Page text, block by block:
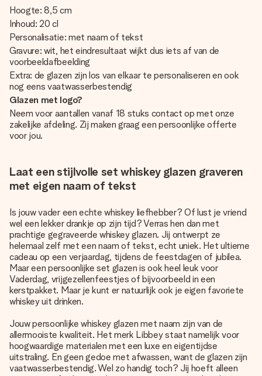
Hoogte: 8,5 cm
Inhoud: 20 cl
Personalisatie: met naam of tekst
Gravure: wit, het eindresultaat wijkt dus iets af van de
voorbeeldafbeelding
Extra: de glazen zijn los van elkaar te personaliseren en ook
nog eens vaatwasserbestendig
Glazen met logo?
Neem voor aantallen vanaf 18 stuks contact op met onze
zakelijke afdeling. Zij maken graag een persoonlijke offerte
voor jou.
Laat een stijlvolle set whiskey glazen graveren
met eigen naam of tekst
Is jouw vader een echte whiskey liefhebber? Of lust je vriend
wel een lekker drankje op zijn tijd? Verras hen dan met
prachtige gegraveerde whiskey glazen. Jij ontwerpt ze
helemaal zelf met een naam of tekst, echt uniek. Het ultieme
cadeau op een verjaardag, tijdens de feestdagen of jubilea.
Maar een persoonlijke set glazen is ook heel leuk voor
Vaderdag, vrijgezellenfeestjes of bijvoorbeeld in een
kerstpakket. Maar je kunt er natuurlijk ook je eigen favoriete
whiskey uit drinken.
Jouw persoonlijke whiskey glazen met naam zijn van de
allermooiste kwaliteit. Het merk Libbey staat namelijk voor
hoogwaardige materialen met een luxe en eigentijdse
uitstraling. En geen gedoe met afwassen, want de glazen zijn
vaatwasserbestendig. Wel zo handig toch? Jij hoeft alleen